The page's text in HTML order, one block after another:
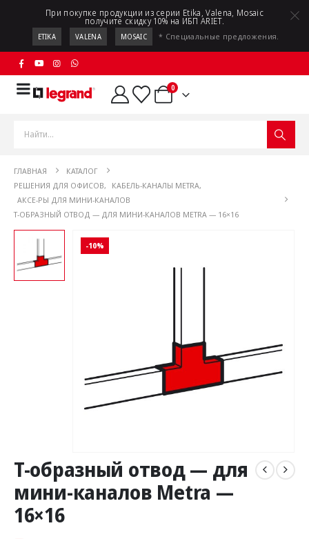
При покупке продукции из серии Etika, Valena, Mosaic
получите скидку 10% на ИБП ARIET.
ETIKA VALENA MOSAIC * Специальные предложения.
0
ГЛАВНАЯ
КАТАЛОГ
РЕШЕНИЯ ДЛЯ ОФИСОВ, КАБЕЛЬ-КАНАЛЫ METRA,
АКСЕ-РЫ ДЛЯ МИНИ-КАНАЛОВ
T-ОБРАЗНЫЙ ОТВОД — ДЛЯ МИНИ-КАНАЛОВ METRA — 16×16
-10%
T-образный отвод — для
мини-каналов Metra —
16×16